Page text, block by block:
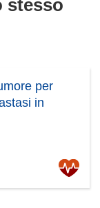
stesso
per
in